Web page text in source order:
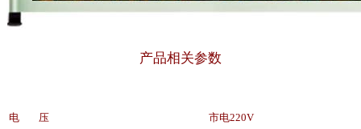
产品相关参数
电 压
市电220V